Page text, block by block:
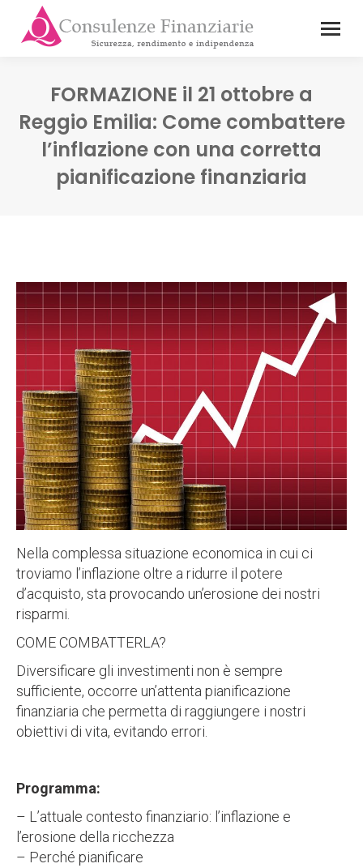
FORMAZIONE il 21 ottobre a
Reggio Emilia: Come combattere
l’inflazione con una corretta
pianificazione finanziaria
Nella complessa situazione economica in cui ci
troviamo l’inflazione oltre a ridurre il potere
d’acquisto, sta provocando un’erosione dei nostri
risparmi.
COME COMBATTERLA?
Diversificare gli investimenti non è sempre
sufficiente, occorre un’attenta pianificazione
finanziaria che permetta di raggiungere i nostri
obiettivi di vita, evitando errori.
Programma:
– L’attuale contesto finanziario: l’inflazione e
l’erosione della ricchezza
– Perché pianificare